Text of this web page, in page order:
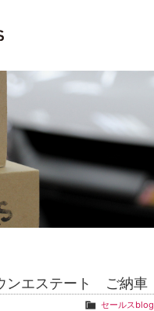
ー
ンエステート ご納車
セールスblog